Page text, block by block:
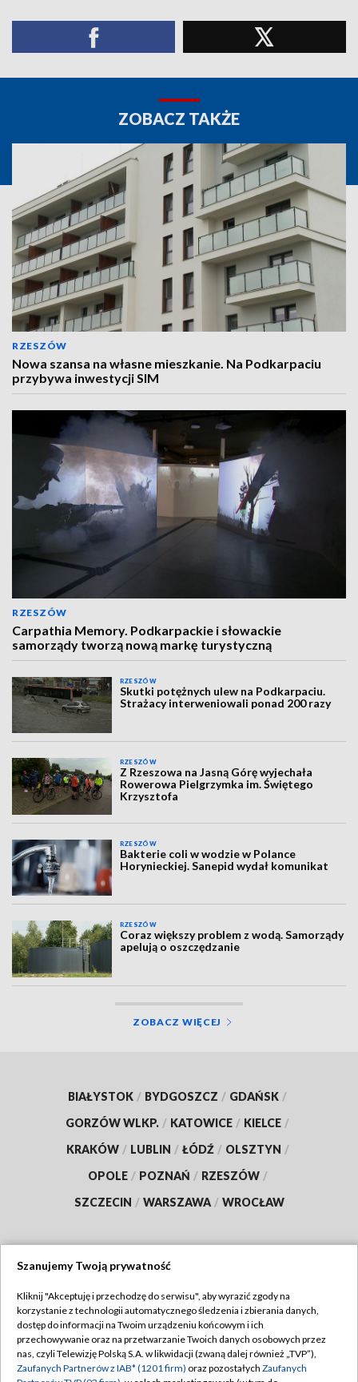
ZOBACZ TAKŻE
RZESZÓW
Nowa szansa na własne mieszkanie. Na Podkarpaciu
przybywa inwestycji SIM
RZESZÓW
Carpathia Memory. Podkarpackie i słowackie
samorządy tworzą nową markę turystyczną
RZESZÓW
Skutki potężnych ulew na Podkarpaciu.
Strażacy interweniowali ponad 200 razy
RZESZÓW
Z Rzeszowa na Jasną Górę wyjechała
Rowerowa Pielgrzymka im. Świętego
Krzysztofa
RZESZÓW
Bakterie coli w wodzie w Polance
Horynieckiej. Sanepid wydał komunikat
RZESZÓW
Coraz większy problem z wodą. Samorządy
apelują o oszczędzanie
ZOBACZ WIĘCEJ
BIAŁYSTOK / BYDGOSZCZ / GDAŃSK /
GORZÓW WLKP. / KATOWICE / KIELCE /
KRAKÓW / LUBLIN / ŁÓDŹ / OLSZTYN /
OPOLE / POZNAŃ / RZESZÓW /
SZCZECIN / WARSZAWA / WROCŁAW
TVP
Abonament TVP
Emisja w TVP
Regulamin TVP
Polityka prywatności
Szanujemy Twoją prywatność
Kliknij "Akceptuję i przechodzę do serwisu", aby wyrazić zgody na
korzystanie z technologii automatycznego śledzenia i zbierania danych,
dostęp do informacji na Twoim urządzeniu końcowym i ich
przechowywanie oraz na przetwarzanie Twoich danych osobowych przez
nas, czyli Telewizję Polską S.A. w likwidacji (zwaną dalej również „TVP”),
Zaufanych Partnerów z IAB* (1201 firm) oraz pozostałych Zaufanych